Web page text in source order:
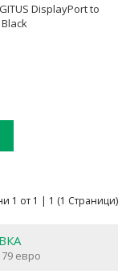
DisplayPort to
1 от 1 | 1 (1 Страници)
евро